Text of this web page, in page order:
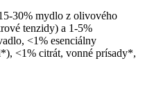
30% mydlo z olivového
tenzidy) a 1-5%
<1% esenciálny
<1% citrát, vonné prísady*,